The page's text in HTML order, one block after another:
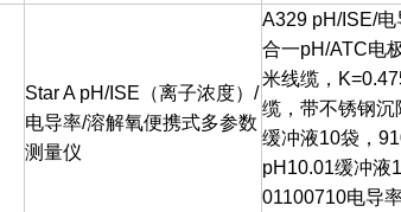
Star A pH/ISE（离子浓度）/
电导率/溶解氧便携式多参数
测量仪
A329 pH/ISE/
合一pH/ATC电
米线缆，
缆，带不锈钢
缓冲液10袋，
pH10.01缓冲液
01100710电导